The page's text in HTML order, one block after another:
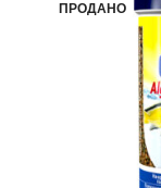
ПРОДАНО